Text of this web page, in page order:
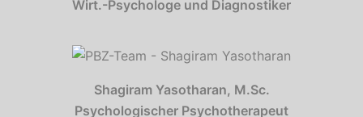
Wirt.-Psychologe und Diagnostiker
Shagiram Yasotharan, M.Sc.
Psychologischer Psychotherapeut